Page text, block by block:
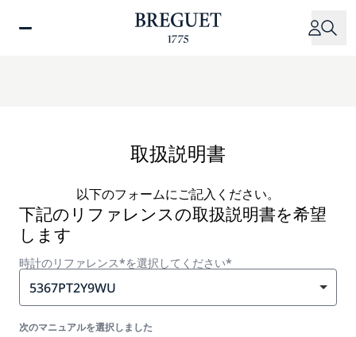
取扱説明書
以下のフォームにご記入ください。
下記のリファレンスの取扱説明書を希望
します
時計のリファレンス*を選択してください*
5367PT2Y9WU
次のマニュアルを選択しました